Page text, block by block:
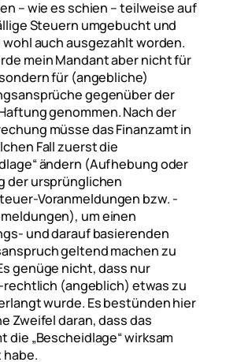
– wie es schien – teilweise auf
Steuern umgebucht und
auch ausgezahlt worden.
mein Mandant aber nicht für
für (angebliche)
gegenüber der
genommen. Nach der
müsse das Finanzamt in
Fall zuerst die
ändern (Aufhebung oder
der ursprünglichen
Voranmeldungen bzw. -
um einen
und darauf basierenden
geltend machen zu
genüge nicht, dass nur
(angeblich) etwas zu
wurde. Es bestünden hier
Zweifel daran, dass das
die „Bescheidlage“ wirksam